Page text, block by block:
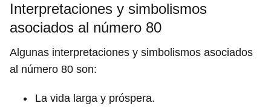
Interpretaciones y simbolismos
asociados al número 80
Algunas interpretaciones y simbolismos asociados
al número 80 son:
La vida larga y próspera.